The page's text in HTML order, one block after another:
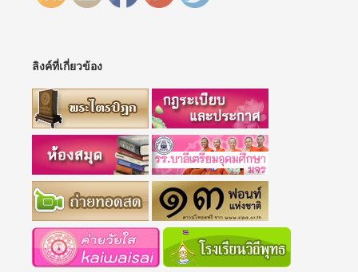
ลิงค์ที่เกี่ยวข้อง